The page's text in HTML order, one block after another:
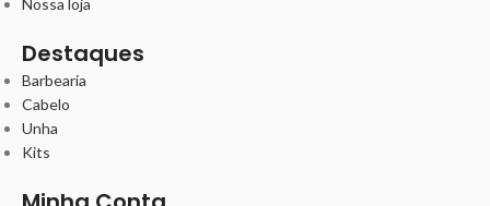
Destaques
Barbearia
Cabelo
Unha
Kits